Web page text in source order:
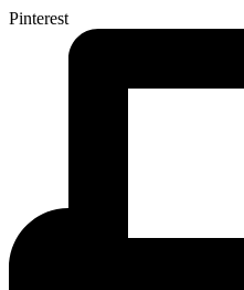
Pinterest